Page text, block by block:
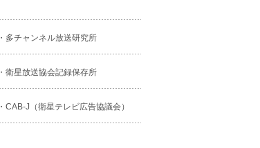
・多チャンネル放送研究所
・衛星放送協会記録保存所
・CAB-J（衛星テレビ広告協議会）